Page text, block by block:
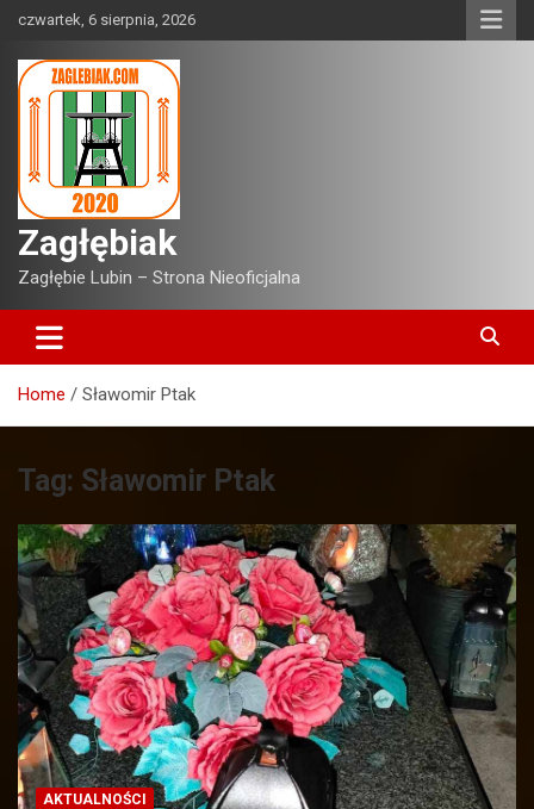
content
czwartek, 6 sierpnia, 2026
Zagłębiak
Zagłębie Lubin – Strona Nieoficjalna
Home Sławomir Ptak
Tag: Sławomir Ptak
AKTUALNOŚCI